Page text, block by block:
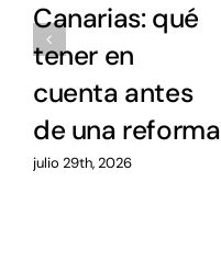
Canarias: qué
tener en
cuenta antes
de una reforma
julio 29th, 2026